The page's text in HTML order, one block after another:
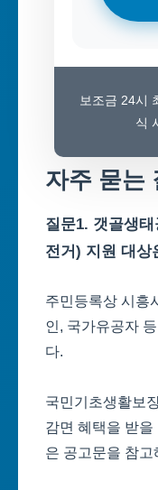
보조금 24시
식
자주 묻는
질문1. 갯골생
전거) 지원 대상
주민등록상 시흥
인, 국가유공자
다.
국민기초생활보
감면 혜택을 받
은 공고문을 참고